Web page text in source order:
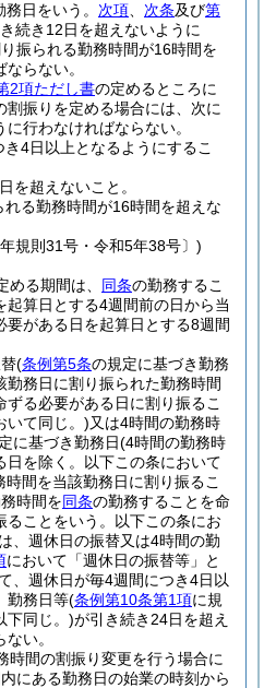
日をいう。 次項 次条及び第
続き12日を超えないように
振られる勤務時間が16時間を
らない。
2項ただし書の定めるところに
振りを定める場合には、次に
行わなければならない。
4日以上となるようにするこ
を超えないこと。
る勤務時間が16時間を超えな
規則31号・令和5年38号〕)
める期間は、 同条の勤務するこ
起算日とする4週間前の日から当
がある日を起算日とする8週間
(条例第5条の規定に基づき勤務
勤務日に割り振られた勤務時間
ずる必要がある日に割り振るこ
いて同じ。)又は4時間の勤務時
に基づき勤務日(4時間の勤務時
日を除く。以下この条において
間を当該勤務日に割り振るこ
時間を同条の勤務することを命
ることをいう。以下この条にお
、週休日の振替又は4時間の勤
において「週休日の振替等」と
、週休日が毎4週間につき4日以
勤務日等(条例第10条第1項に規
下同じ。)が引き続き24日を超え
い。
時間の割振り変更を行う場合に
にある勤務日の始業の時刻から